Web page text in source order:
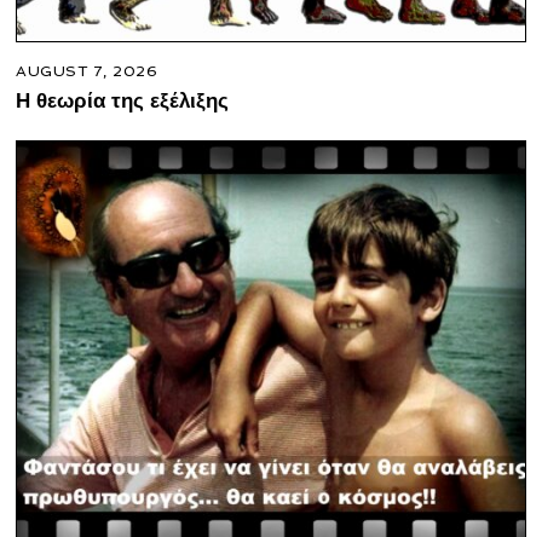
AUGUST 7, 2026
Η θεωρία της εξέλιξης